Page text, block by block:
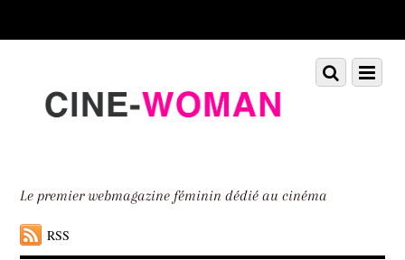
down
Le premier webmagazine féminin dédié au cinéma
RSS
Menu
Scroll
down